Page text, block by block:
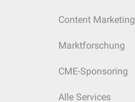
Content Marketing
Marktforschung
CME-Sponsoring
Alle Services